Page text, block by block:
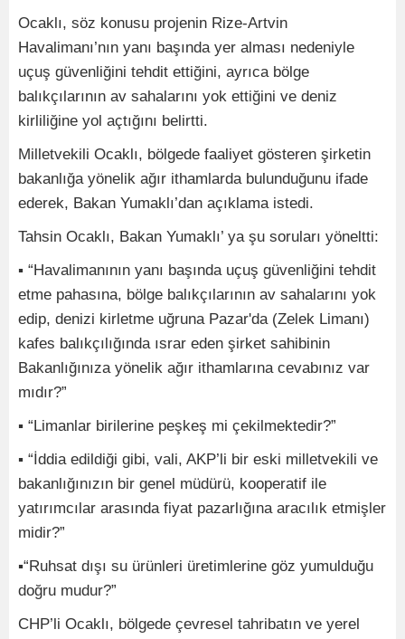
Ocaklı, söz konusu projenin Rize-Artvin
Havalimanı’nın yanı başında yer alması nedeniyle
uçuş güvenliğini tehdit ettiğini, ayrıca bölge
balıkçılarının av sahalarını yok ettiğini ve deniz
kirliliğine yol açtığını belirtti.
Milletvekili Ocaklı, bölgede faaliyet gösteren şirketin
bakanlığa yönelik ağır ithamlarda bulunduğunu ifade
ederek, Bakan Yumaklı’dan açıklama istedi.
Tahsin Ocaklı, Bakan Yumaklı’ ya şu soruları yöneltti:
▪ “Havalimanının yanı başında uçuş güvenliğini tehdit
etme pahasına, bölge balıkçılarının av sahalarını yok
edip, denizi kirletme uğruna Pazar'da (Zelek Limanı)
kafes balıkçılığında ısrar eden şirket sahibinin
Bakanlığınıza yönelik ağır ithamlarına cevabınız var
mıdır?”
▪ “Limanlar birilerine peşkeş mi çekilmektedir?”
▪ “İddia edildiği gibi, vali, AKP’li bir eski milletvekili ve
bakanlığınızın bir genel müdürü, kooperatif ile
yatırımcılar arasında fiyat pazarlığına aracılık etmişler
midir?”
▪“Ruhsat dışı su ürünleri üretimlerine göz yumulduğu
doğru mudur?”
CHP’li Ocaklı, bölgede çevresel tahribatın ve yerel